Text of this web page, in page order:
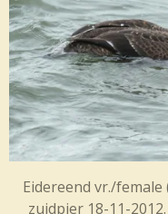
Eidereend vr./female
zuidpier